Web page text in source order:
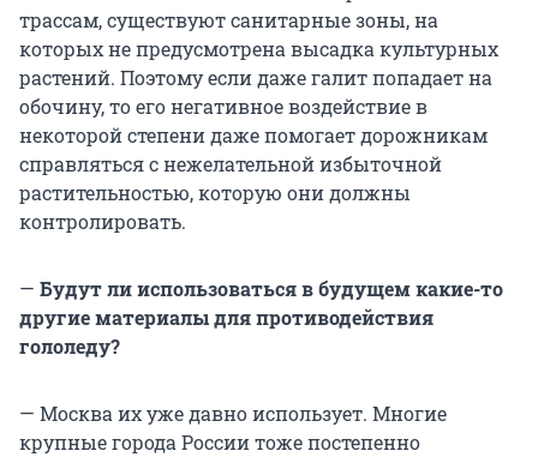
трассам, существуют санитарные зоны, на
которых не предусмотрена высадка культурных
растений. Поэтому если даже галит попадает на
обочину, то его негативное воздействие в
некоторой степени даже помогает дорожникам
справляться с нежелательной избыточной
растительностью, которую они должны
контролировать.
— Будут ли использоваться в будущем какие-то
другие материалы для противодействия
гололеду?
— Москва их уже давно использует. Многие
крупные города России тоже постепенно